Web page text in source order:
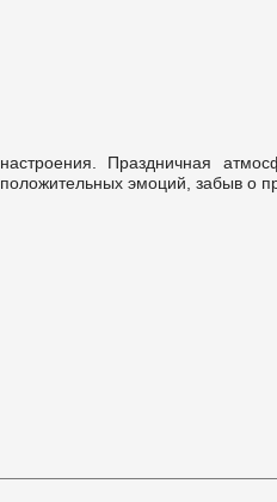
настроения. Праздничная
положительных эмоций, забыв о